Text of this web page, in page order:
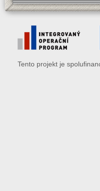
Tento projekt je